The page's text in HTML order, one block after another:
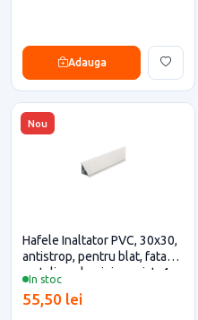
Adauga
Nou
In stoc
Hafele Inaltator PVC, 30x30,
antistrop, pentru blat, fata
metalica, aluminiu periat, 4
metri)
55,50 lei